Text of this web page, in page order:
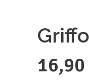
16,90